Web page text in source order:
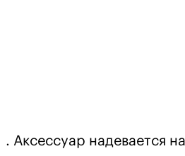
. Аксессуар надевается